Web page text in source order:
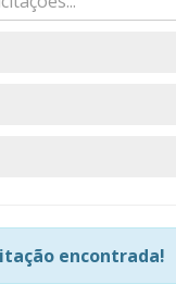
encontrada!